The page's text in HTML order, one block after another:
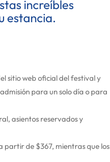
increíbles
estancia.
sitio web oficial del festival y
para un solo día o para
asientos reservados y
partir de $367, mientras que los